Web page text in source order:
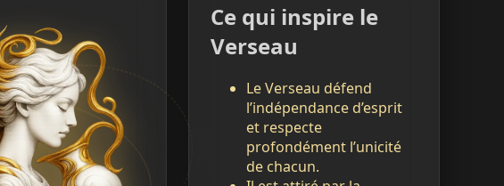
Ce qui inspire le
Verseau
Le Verseau défend
l’indépendance d’esprit
et respecte
profondément l’unicité
de chacun.